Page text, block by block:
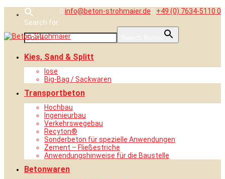
content
+49 (0) 7634-5110 0
info@beton-strohmaier.de
Search for:
Kies, Sand & Splitt
lose
Big-Bag / Sackwaren
Transportbeton
Hochbau
Ingenieurbau
Verkehrswegebau
Recyton®
Sonderbeton für spezielle Anwendungen
Zement – Fließestriche
Anwendungshinweise für die Baustelle
Betonwaren